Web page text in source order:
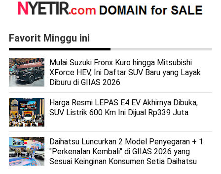
Favorit Minggu ini
Mulai Suzuki Fronx Kuro hingga Mitsubishi
XForce HEV, Ini Daftar SUV Baru yang Layak
Diburu di GIIAS 2026
Harga Resmi LEPAS E4 EV Akhirnya Dibuka,
SUV Listrik 600 Km Ini Dijual Rp339 Juta
Daihatsu Luncurkan 2 Model Penyegaran + 1
"Perkenalan Kembali" di GIIAS 2026 yang
Sesuai Keinginan Konsumen Setia Daihatsu